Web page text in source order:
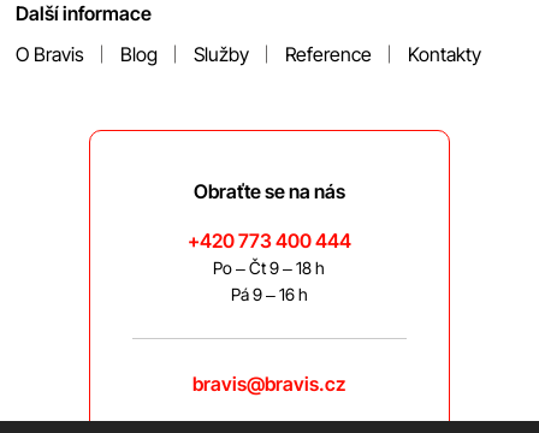
Další informace
O Bravis
Blog Služby Reference Kontakty
Obraťte se na nás
+420 773 400 444
Po – Čt 9 – 18 h
Pá 9 – 16 h
bravis@bravis.cz